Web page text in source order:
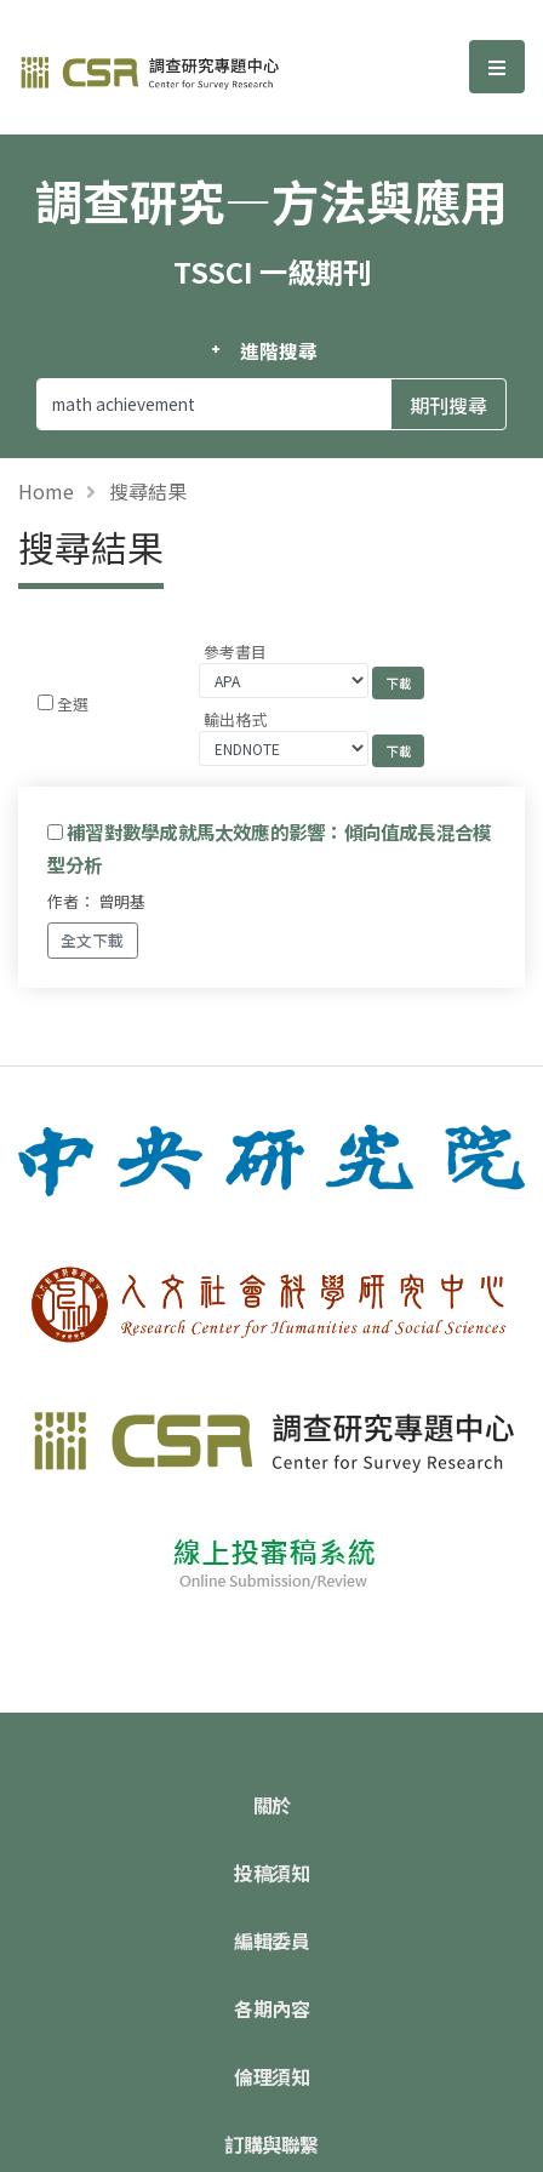
調查研究—方法與應用期刊 選
調查研究—方法與應用
TSSCI 一級期刊
進階搜尋
Home 搜尋結果
搜尋結果
全選
參考書目
輸出格式
補習對數學成就馬太效應的影響：傾向值成長混合模
型分析
作者： 曾明基
全文下載
關於
投稿須知
編輯委員
各期內容
倫理須知
訂購與聯繫